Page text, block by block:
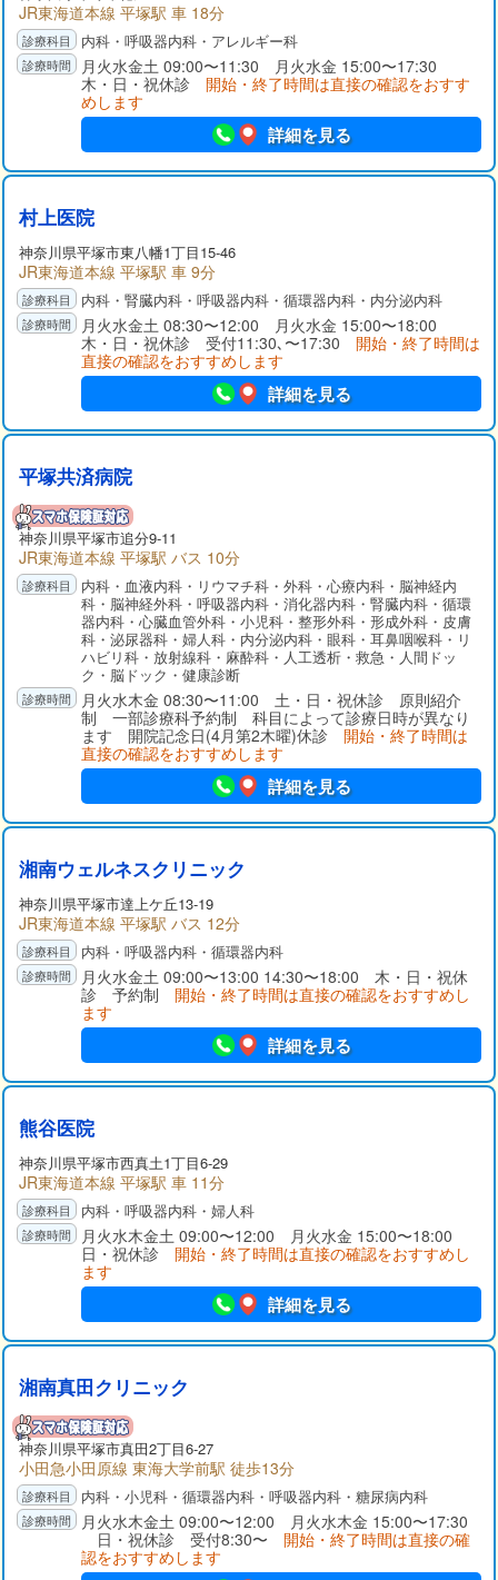
JR東海道本線 平塚駅 車 18分
内科・呼吸器内科・アレルギー科
月火水金土 09:00〜11:30 月火水金 15:00〜17:30
木・日・祝休診 開始・終了時間は直接の確認をおすす
めします
詳細を見る
村上医院
神奈川県平塚市東八幡1丁目15-46
JR東海道本線 平塚駅 車 9分
内科・腎臓内科・呼吸器内科・循環器内科・内分泌内科
月火水金土 08:30〜12:00 月火水金 15:00〜18:00
木・日・祝休診 受付11:30､〜17:30 開始・終了時間は
直接の確認をおすすめします
詳細を見る
平塚共済病院
神奈川県平塚市追分9-11
JR東海道本線 平塚駅 バス 10分
内科・血液内科・リウマチ科・外科・心療内科・脳神経内
科・脳神経外科・呼吸器内科・消化器内科・腎臓内科・循環
器内科・心臓血管外科・小児科・整形外科・形成外科・皮膚
科・泌尿器科・婦人科・内分泌内科・眼科・耳鼻咽喉科・リ
ハビリ科・放射線科・麻酔科・人工透析・救急・人間ドッ
ク・脳ドック・健康診断
月火水木金 08:30〜11:00 土・日・祝休診 原則紹介
制 一部診療科予約制 科目によって診療日時が異なり
ます 開院記念日(4月第2木曜)休診 開始・終了時間は
直接の確認をおすすめします
詳細を見る
湘南ウェルネスクリニック
神奈川県平塚市達上ケ丘13-19
JR東海道本線 平塚駅 バス 12分
内科・呼吸器内科・循環器内科
月火水金土 09:00〜13:00 14:30〜18:00 木・日・祝休
診 予約制 開始・終了時間は直接の確認をおすすめし
ます
詳細を見る
熊谷医院
神奈川県平塚市西真土1丁目6-29
JR東海道本線 平塚駅 車 11分
内科・呼吸器内科・婦人科
月火水木金土 09:00〜12:00 月火水金 15:00〜18:00
日・祝休診 開始・終了時間は直接の確認をおすすめし
ます
詳細を見る
湘南真田クリニック
神奈川県平塚市真田2丁目6-27
小田急小田原線 東海大学前駅 徒歩13分
内科・小児科・循環器内科・呼吸器内科・糖尿病内科
月火水木金土 09:00〜12:00 月火水木金 15:00〜17:30
日・祝休診 受付8:30〜 開始・終了時間は直接の確
認をおすすめします